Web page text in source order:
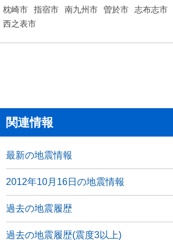
枕崎市 指宿市 南九州市 曽於市 志布志市
西之表市
関連情報
最新の地震情報
2012年10月16日の地震情報
過去の地震履歴
過去の地震履歴(震度3以上)